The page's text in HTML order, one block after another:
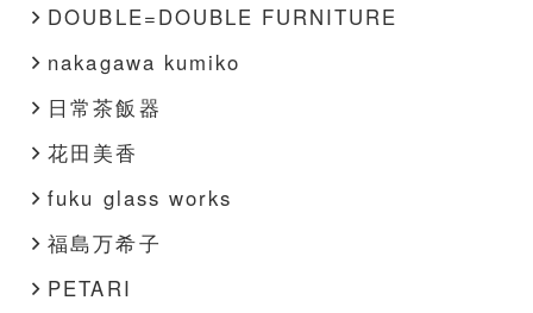
DOUBLE=DOUBLE FURNITURE
nakagawa kumiko
日常茶飯器
花田美香
fuku glass works
福島万希子
PETARI